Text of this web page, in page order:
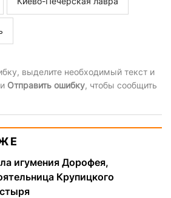
выделите необходимый текст и
Отправить ошибку, чтобы сообщить
игумения Дорофея,
Крупицкого